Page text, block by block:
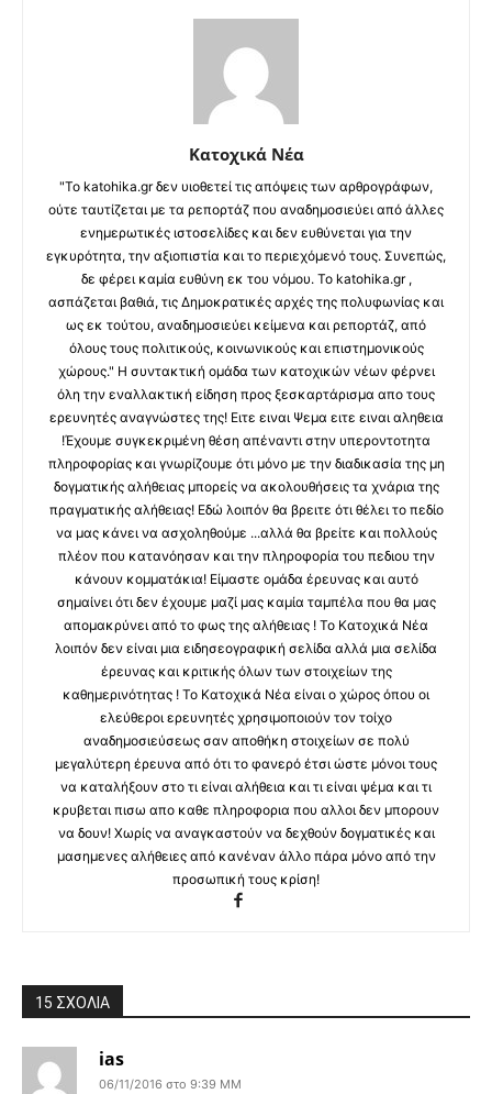
Κατοχικά Νέα
"Το katohika.gr δεν υιοθετεί τις απόψεις των αρθρογράφων,
ούτε ταυτίζεται με τα ρεπορτάζ που αναδημοσιεύει από άλλες
ενημερωτικές ιστοσελίδες και δεν ευθύνεται για την
εγκυρότητα, την αξιοπιστία και το περιεχόμενό τους. Συνεπώς,
δε φέρει καμία ευθύνη εκ του νόμου. Το katohika.gr ,
ασπάζεται βαθιά, τις Δημοκρατικές αρχές της πολυφωνίας και
ως εκ τούτου, αναδημοσιεύει κείμενα και ρεπορτάζ, από
όλους τους πολιτικούς, κοινωνικούς και επιστημονικούς
χώρους." Η συντακτική ομάδα των κατοχικών νέων φέρνει
όλη την εναλλακτική είδηση προς ξεσκαρτάρισμα απο τους
ερευνητές αναγνώστες της! Ειτε ειναι Ψεμα ειτε ειναι αληθεια
!Έχουμε συγκεκριμένη θέση απέναντι στην υπεροντοτητα
πληροφορίας και γνωρίζουμε ότι μόνο με την διαδικασία της μη
δογματικής αλήθειας μπορείς να ακολουθήσεις τα χνάρια της
πραγματικής αλήθειας! Εδώ λοιπόν θα βρειτε ότι θέλει το πεδίο
να μας κάνει να ασχοληθούμε ...αλλά θα βρείτε και πολλούς
πλέον που κατανόησαν και την πληροφορία του πεδιου την
κάνουν κομματάκια! Είμαστε ομάδα έρευνας και αυτό
σημαίνει ότι δεν έχουμε μαζί μας καμία ταμπέλα που θα μας
απομακρύνει από το φως της αλήθειας ! Το Κατοχικά Νέα
λοιπόν δεν είναι μια ειδησεογραφική σελίδα αλλά μια σελίδα
έρευνας και κριτικής όλων των στοιχείων της
καθημερινότητας ! Το Κατοχικά Νέα είναι ο χώρος όπου οι
ελεύθεροι ερευνητές χρησιμοποιούν τον τοίχο
αναδημοσιεύσεως σαν αποθήκη στοιχείων σε πολύ
μεγαλύτερη έρευνα από ότι το φανερό έτσι ώστε μόνοι τους
να καταλήξουν στο τι είναι αλήθεια και τι είναι ψέμα και τι
κρυβεται πισω απο καθε πληροφορια που αλλοι δεν μπορουν
να δουν! Χωρίς να αναγκαστούν να δεχθούν δογματικές και
μασημενες αλήθειες από κανέναν άλλο πάρα μόνο από την
προσωπική τους κρίση!
15 ΣΧΟΛΙΑ
ias
06/11/2016 στο 9:39 ΜΜ